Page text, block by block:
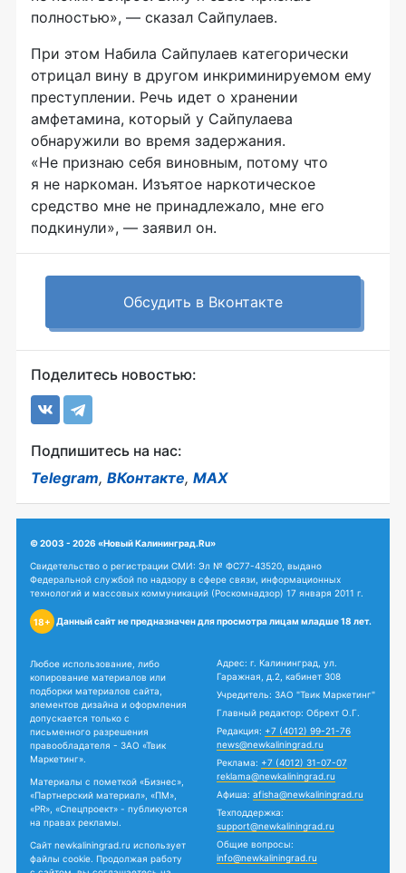
полностью», — сказал Сайпулаев.
При этом Набила Сайпулаев категорически
отрицал вину в другом инкриминируемом ему
преступлении. Речь идет о хранении
амфетамина, который у Сайпулаева
обнаружили во время задержания.
«Не признаю себя виновным, потому что
я не наркоман. Изъятое наркотическое
средство мне не принадлежало, мне его
подкинули», — заявил он.
Обсудить в Вконтакте
Поделитесь новостью:
Подпишитесь на нас:
Telegram, ВКонтакте, MAX
© 2003 - 2026 «Новый Калининград.Ru»
Свидетельство о регистрации СМИ: Эл № ФС77-43520, выдано
Федеральной службой по надзору в сфере связи, информационных
технологий и массовых коммуникаций (Роскомнадзор) 17 января 2011 г.
18+ Данный сайт не предназначен для просмотра лицам младше 18 лет.
Любое использование, либо
копирование материалов или
подборки материалов сайта,
элементов дизайна и оформления
допускается только с
письменного разрешения
правообладателя - ЗАО «Твик
Маркетинг».
Материалы с пометкой «Бизнес»,
«Партнерский материал», «ПМ»,
«PR», «Спецпроект» - публикуются
на правах рекламы.
Сайт newkaliningrad.ru использует
файлы cookie. Продолжая работу
Адрес: г. Калининград, ул.
Гаражная, д.2, кабинет 308
Учредитель: ЗАО "Твик Маркетинг"
Главный редактор: Обрехт О.Г.
Редакция: +7 (4012) 99-21-76
news@newkaliningrad.ru
Реклама: +7 (4012) 31-07-07
reklama@newkaliningrad.ru
Афиша: afisha@newkaliningrad.ru
Техподдержка:
support@newkaliningrad.ru
Общие вопросы:
info@newkaliningrad.ru